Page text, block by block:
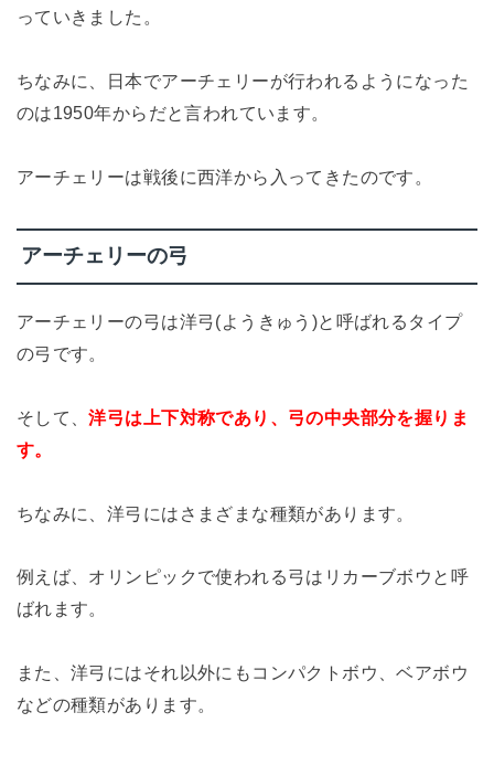
っていきました。
ちなみに、日本でアーチェリーが行われるようになった
のは1950年からだと言われています。
アーチェリーは戦後に西洋から入ってきたのです。
アーチェリーの弓
アーチェリーの弓は洋弓(ようきゅう)と呼ばれるタイプ
の弓です。
そして、洋弓は上下対称であり、弓の中央部分を握りま
す。
ちなみに、洋弓にはさまざまな種類があります。
例えば、オリンピックで使われる弓はリカーブボウと呼
ばれます。
また、洋弓にはそれ以外にもコンパクトボウ、ベアボウ
などの種類があります。